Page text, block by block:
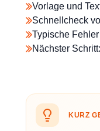
Vorlage und
Schnellcheck
Typische
Nächster
KURZ